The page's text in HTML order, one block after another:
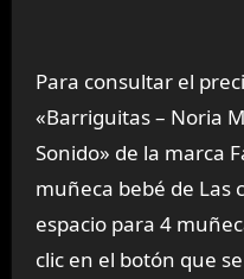
Para consultar el
«Barriguitas – Noria
Sonido» de la marca
muñeca bebé de Las
espacio para 4
clic en el botón que